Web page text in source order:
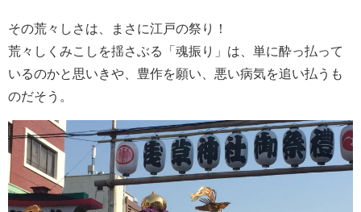
その荒々しさは、まさに江戸の祭り！
荒々しくみこしを揺さぶる「魂振り」は、単に酔っ払って
いるのかと思いきや、豊作を願い、悪い病気を追い払うも
のだそう。